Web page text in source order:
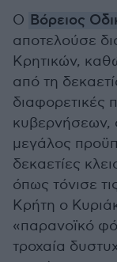
Ο Βόρειος
αποτελούσε
Κρητικών,
από τη
διαφορετικές
κυβερνήσεων,
μεγάλος
δεκαετίες
όπως τόνισε
Κρήτη ο
«παρανοϊκό
τροχαία